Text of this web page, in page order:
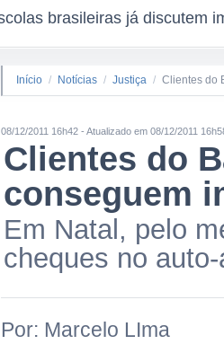
CNI vai integrar
Início / Notícias / Justiça / Clientes do
08/12/2011 16h42 - Atualizado em 08/12/2011
Clientes do
conseguem
Em Natal, pelo
cheques no
Por: Marcelo LIma